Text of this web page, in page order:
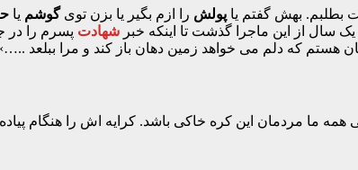
بطلبم. بهش گفتم یا پولش را ازم بگیر یا بزن تویگوشم یا
سال از این ماجرا گذشت تا اینکه خبر شهادت پسرم را در
هستم که دلم می خواهد زمین دهان باز کند و مرا ببلعد
همه ما مردمان این کره خاکی باشد. کرایه اش را